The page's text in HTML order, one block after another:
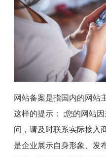
网站备案是指国内的网站
这样的提示：
;您的网站
问，请及时联系实际接入
是企业展示自身形象、发